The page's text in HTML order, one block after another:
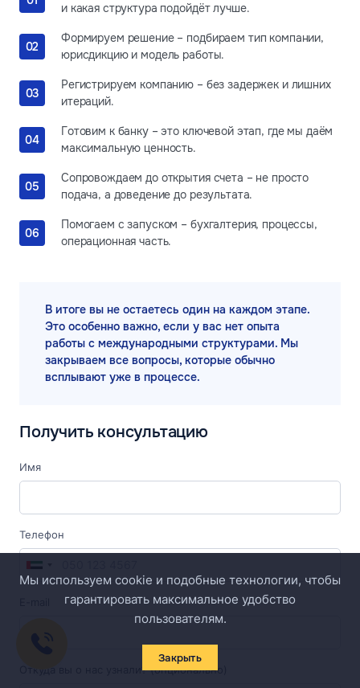
и какая структура подойдёт лучше.
Формируем решение – подбираем тип компании,
юрисдикцию и модель работы.
Регистрируем компанию – без задержек и лишних
итераций.
Готовим к банку – это ключевой этап, где мы даём
максимальную ценность.
Сопровождаем до открытия счета – не просто
подача, а доведение до результата.
Помогаем с запуском – бухгалтерия, процессы,
операционная часть.
В итоге вы не остаетесь один на каждом этапе.
Это особенно важно, если у вас нет опыта
работы с международными структурами. Мы
закрываем все вопросы, которые обычно
всплывают уже в процессе.
Получить консультацию
Имя
Телефон
Откуда вы о нас узнали? (опционально)
Мы используем cookie и подобные технологии, чтобы
гарантировать максимальное удобство
пользователям.
Закрыть